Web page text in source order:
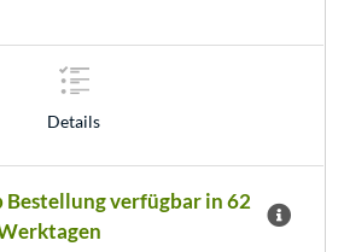
Details
Bestellung verfügbar in 62